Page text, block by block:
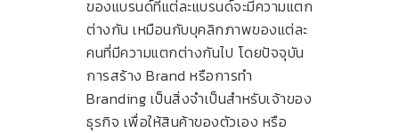
ของแบรนด์ที่แต่ละแบรนด์จะมีความแตก
ต่างกัน เหมือนกับบุคลิกภาพของแต่ละ
คนที่มีความแตกต่างกันไป โดยปัจจุบัน
การสร้าง Brand หรือการทำ
Branding เป็นสิ่งจำเป็นสำหรับเจ้าของ
ธุรกิจ เพื่อให้สินค้าของตัวเอง หรือ